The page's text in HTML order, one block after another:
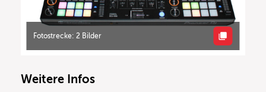
Fotostrecke: 2 Bilder
Weitere Infos